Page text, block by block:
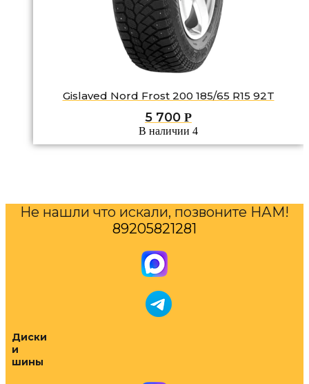
Gislaved Nord Frost 200 185/65 R15 92T
5 700 Р
В наличии 4
Не нашли что искали, позвоните НАМ!
89205821281
Диски
и
шины